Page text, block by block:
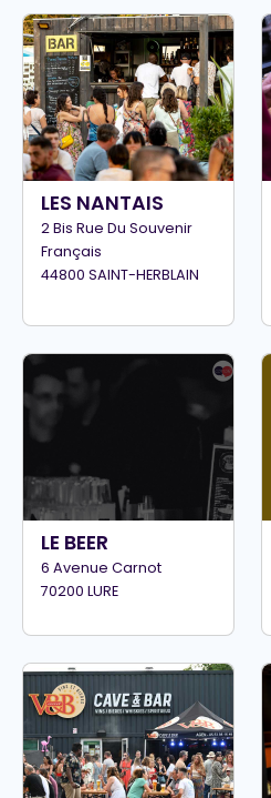
LES NANTAIS
2 Bis Rue Du Souvenir
Français
44800 SAINT-HERBLAIN
LE BEER
6 Avenue Carnot
70200 LURE